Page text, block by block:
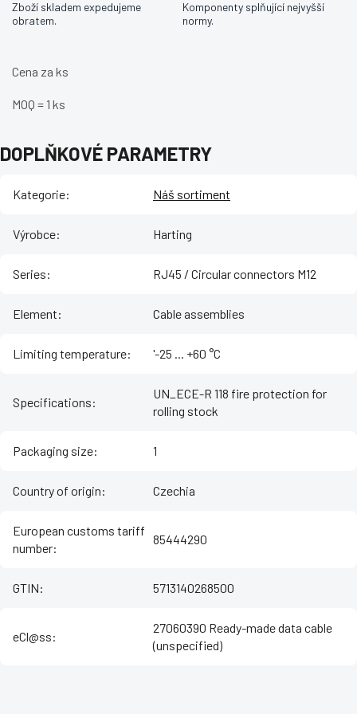
Zboží skladem expedujeme
obratem.
Komponenty splňující nejvyšší
normy.
Cena za ks
MOQ = 1 ks
DOPLŇKOVÉ PARAMETRY
Kategorie: Náš sortiment
Výrobce: Harting
Series: RJ45 / Circular connectors M12
Element: Cable assemblies
Limiting temperature: '-25 ... +60 °C
Specifications:
UN_ECE-R 118 fire protection for
rolling stock
Packaging size: 1
Country of origin: Czechia
European customs tariff
number:
85444290
GTIN: 5713140268500
eCl@ss:
27060390 Ready-made data cable
(unspecified)